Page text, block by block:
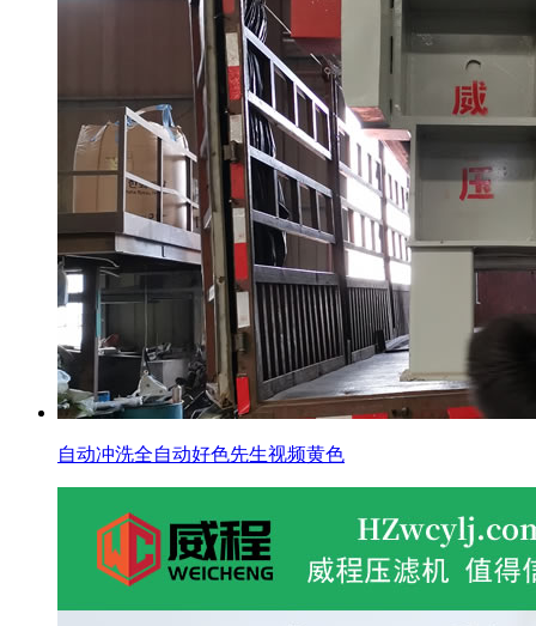
自动冲洗全自动好色先生视频黄色